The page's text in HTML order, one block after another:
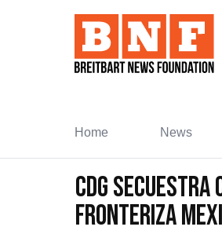
Home News
CDG
Fronteriza